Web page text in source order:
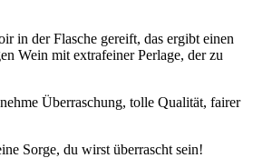
in der Flasche gereift, das ergibt einen
Wein mit extrafeiner Perlage, der zu
Überraschung, tolle Qualität, fairer
Sorge, du wirst überrascht sein!